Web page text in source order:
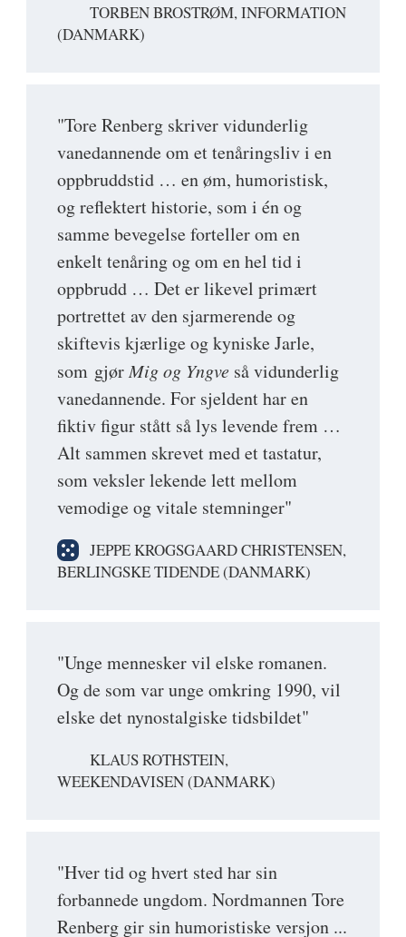
TORBEN BROSTRØM, INFORMATION
(DANMARK)
"Tore Renberg skriver vidunderlig
vanedannende om et tenåringsliv i en
oppbruddstid … en øm, humoristisk,
og reflektert historie, som i én og
samme bevegelse forteller om en
enkelt tenåring og om en hel tid i
oppbrudd … Det er likevel primært
portrettet av den sjarmerende og
skiftevis kjærlige og kyniske Jarle,
som gjørMig og Yngve så vidunderlig
vanedannende. For sjeldent har en
fiktiv figur stått så lys levende frem …
Alt sammen skrevet med et tastatur,
som veksler lekende lett mellom
vemodige og vitale stemninger"
JEPPE KROGSGAARD CHRISTENSEN,
BERLINGSKE TIDENDE (DANMARK)
"Unge mennesker vil elske romanen.
Og de som var unge omkring 1990, vil
elske det nynostalgiske tidsbildet"
KLAUS ROTHSTEIN,
WEEKENDAVISEN (DANMARK)
"Hver tid og hvert sted har sin
forbannede ungdom. Nordmannen Tore
Renberg gir sin humoristiske versjon ...